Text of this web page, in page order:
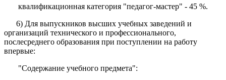
квалификационная категория "педагог-мастер" - 45 %.
6) Для выпускников высших учебных заведений и
организаций технического и профессионального,
послесреднего образования при поступлении на работу
впервые:
"Содержание учебного предмета":